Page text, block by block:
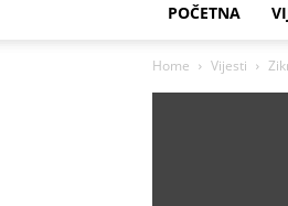
POČETNA
Home Vijesti